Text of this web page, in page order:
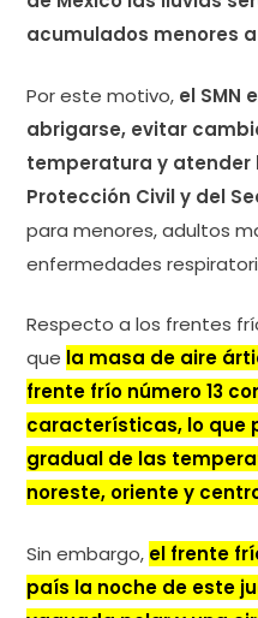
acumulados menores
Por este motivo, el SMN
abrigarse, evitar
temperatura y atender
Protección Civil y del
para menores, adultos
enfermedades
Respecto a los frentes
que la masa de aire
frente frío número 13
características, lo que
gradual de las
noreste, oriente y
Sin embargo, el frente
país la noche de este